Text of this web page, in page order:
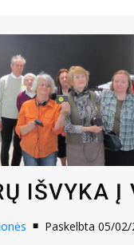
IŠVYKA Į
Paskelbta 05/02/